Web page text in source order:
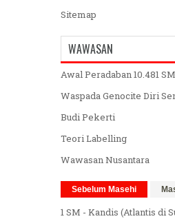
Sitemap
WAWASAN
Awal Peradaban 10.481 SM
Waspada Genocite Diri
Budi Pekerti
Teori Labelling
Wawasan Nusantara
Sebelum Masehi
1 SM - Kandis (Atlantis di